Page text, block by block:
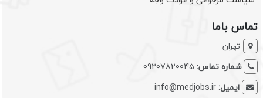
تماس باما
تهران
شماره تماس: 09207820045
ایمیل:info@medjobs.ir